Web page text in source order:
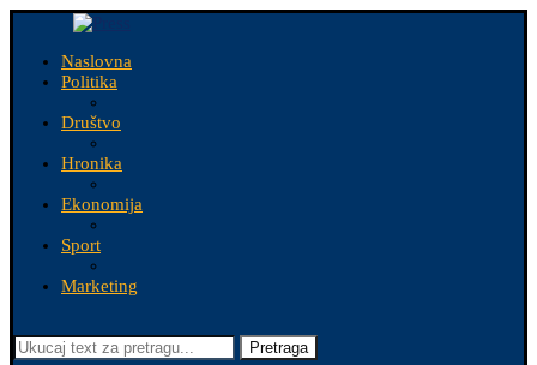
Naslovna
Politika
Društvo
Hronika
Ekonomija
Sport
Marketing
Pretraga